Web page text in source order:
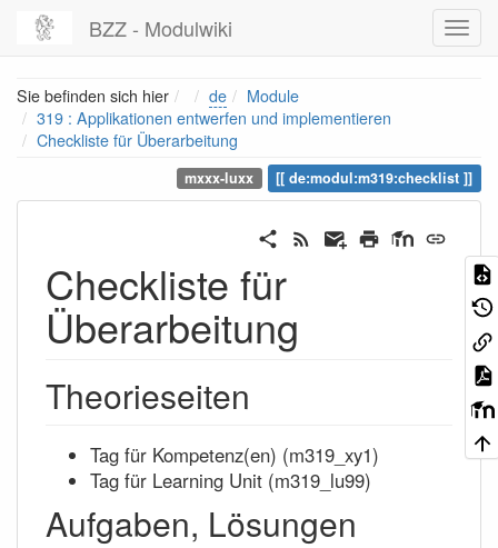
BZZ - Modulwiki
Sie befinden sich hier Home
de
Module
319 : Applikationen entwerfen und implementieren
Checkliste für Überarbeitung
mxxx-luxx de:modul:m319:checklist
Checkliste für
Überarbeitung
Theorieseiten
Tag für Kompetenz(en) (m319_xy1)
Tag für Learning Unit (m319_lu99)
Aufgaben, Lösungen